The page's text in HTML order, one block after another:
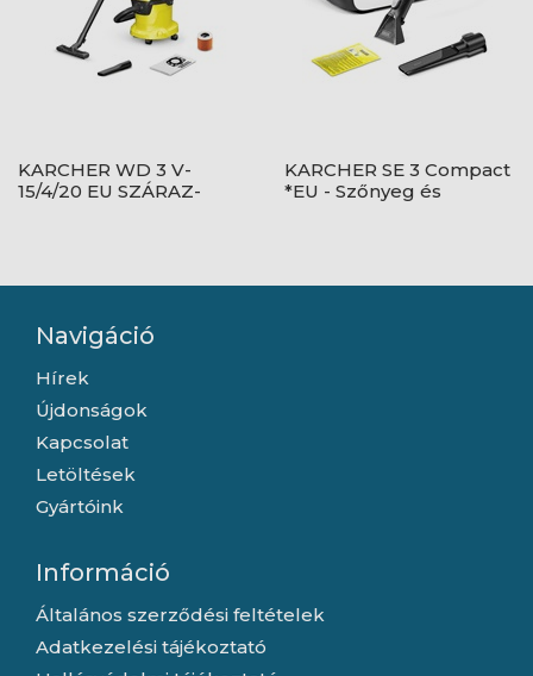
KARCHER WD 3 V-
15/4/20 EU SZÁRAZ-
KARCHER SE 3 Compact
*EU - Szőnyeg és
Navigáció
Hírek
Újdonságok
Kapcsolat
Letöltések
Gyártóink
Információ
Általános szerződési feltételek
Adatkezelési tájékoztató